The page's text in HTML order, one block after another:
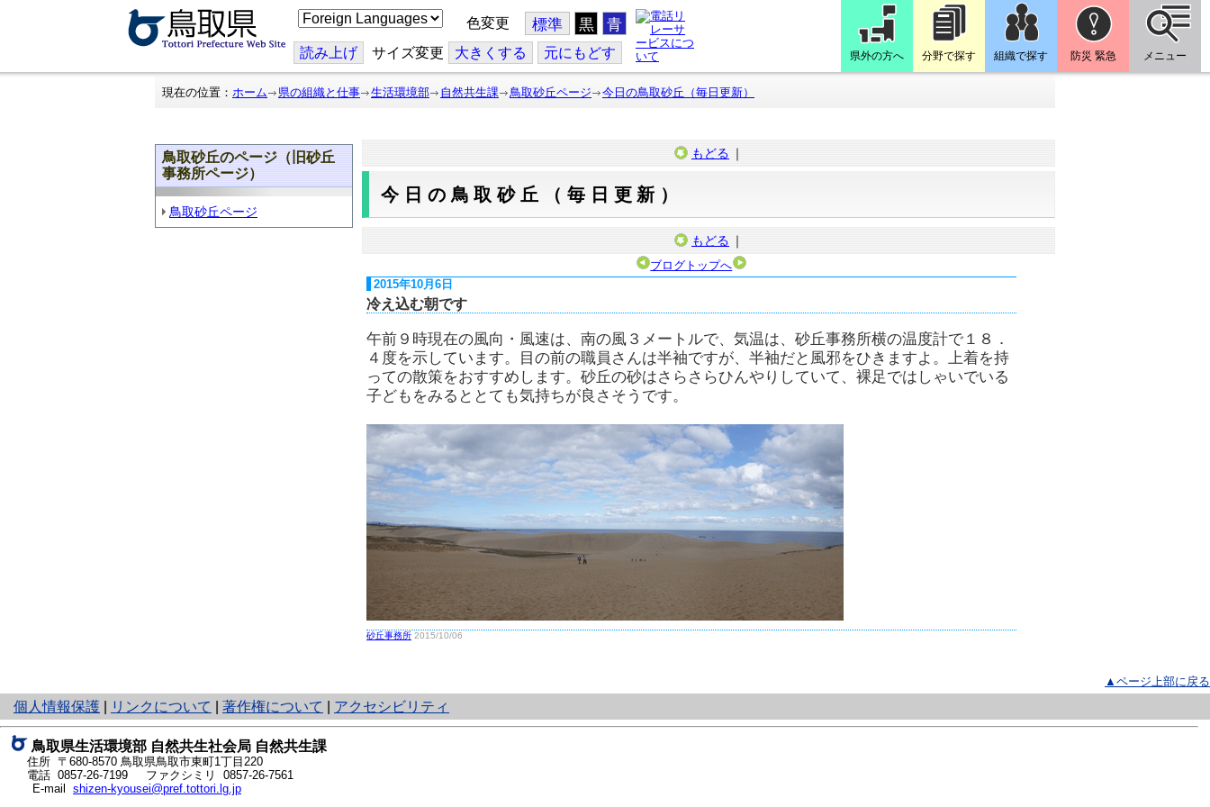
こ
の
ジ
を
翻
色変更 標準 黒 青
読み上げ サイズ変更 大きくする 元にもどす 県外の方へ 分野で探す 組織で探す 防災 緊急 メニュー
現在の位置： ホーム 県の組織と仕事 生活環境部 自然共生課 鳥取砂丘ページ 今日の鳥取砂丘（毎日更新）
鳥取砂丘のページ（旧砂丘
事務所ページ）
鳥取砂丘ページ
もどる ｜
今日の鳥取砂丘（毎日更新）
もどる ｜
ブログトップへ
2015年10月6日
冷え込む朝です
午前９時現在の風向・風速は、南の風３メートルで、気温は、砂丘事務所横の温度計で１８．
４度を示しています。目の前の職員さんは半袖ですが、半袖だと風邪をひきますよ。上着を持
っての散策をおすすめします。砂丘の砂はさらさらひんやりしていて、裸足ではしゃいでいる
子どもをみるととても気持ちが良さそうです。
砂丘事務所 2015/10/06
▲ページ上部に戻る
個人情報保護
と
り
ネ
ッ
ト
へ
リンクについて 著作権について アクセシビリティ
鳥取県生活環境部 自然共生社会局 自然共生課
住所 〒680-8570 鳥取県鳥取市東町1丁目220
電話 0857-26-7199
ファクシミリ 0857-26-7561
E-mail shizen-kyousei@pref.tottori.lg.jp